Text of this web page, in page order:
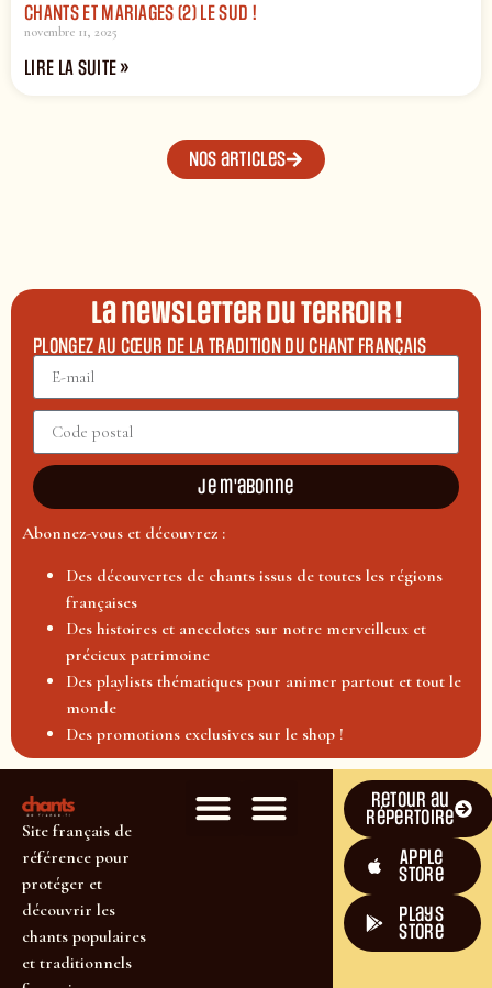
CHANTS ET MARIAGES (2) LE SUD !
novembre 11, 2025
LIRE LA SUITE »
Nos articles
La newsletter du terroir !
PLONGEZ AU CŒUR DE LA TRADITION DU CHANT FRANÇAIS
Je m'abonne
Abonnez-vous et découvrez :
Des découvertes de chants issus de toutes les régions
françaises
Des histoires et anecdotes sur notre merveilleux et
précieux patrimoine
Des playlists thématiques pour animer partout et tout le
monde
Des promotions exclusives sur le shop !
Site français de
référence pour
protéger et
découvrir les
chants populaires
et traditionnels
Retour au
répertoire
Apple
Store
plays
store